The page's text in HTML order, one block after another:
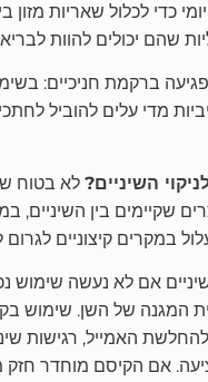
לכלול שאריות מזון
שהם יכולים להוות
פגיעה ברקמת חניכיים:
מדי עלים להוביל
השיניים? לא בטוח
שקיימים בין
במקרים קיצוניים לגרום
המגנה של השן. שימוש
אם הקיסם מוחדר חזק